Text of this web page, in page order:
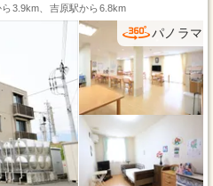
3.9km、吉原駅から6.8km
パノラマ